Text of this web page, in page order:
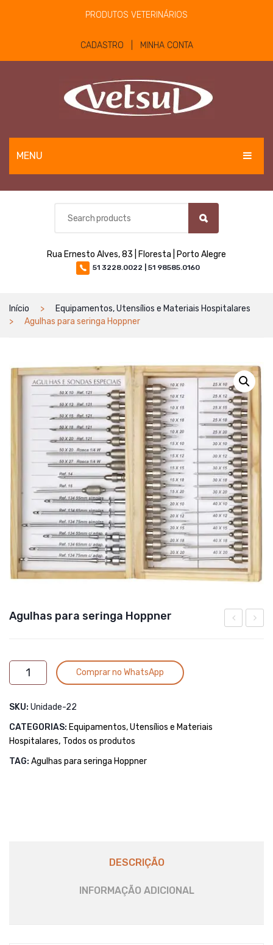
PRODUTOS VETERINÁRIOS
CADASTRO | MINHA CONTA
MENU
EQUINOS
BOVINOS E OVINOS
MATERIAIS E EQUIPAMENTOS
Rua Ernesto Alves, 83 | Floresta | Porto Alegre
51 3228.0022 | 51 98585.0160
Início
Equipamentos, Utensílios e Materiais Hospitalares
Agulhas para seringa Hoppner
Agulhas para seringa Hoppner
Agulhas
para
Hoppner
quantidade
Comprar no WhatsApp
SKU: Unidade-22
CATEGORIAS: Equipamentos, Utensílios e Materiais
Hospitalares, Todos os produtos
TAG: Agulhas para seringa Hoppner
DESCRIÇÃO
INFORMAÇÃO ADICIONAL